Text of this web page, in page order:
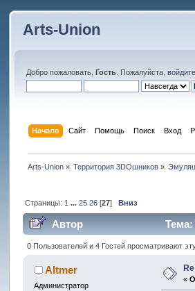
Arts-Union
Добро пожаловать,Гость . Пожалуйста,войдите
Начало Сайт Помощь Поиск Вход
Arts-Union» Территория 3DOшников »
Страницы: 1 ... 25 26[27] Вниз
Автор Тема:
0 Пользователей и 4 Гостей просматривают
Altmer
Администратор
«